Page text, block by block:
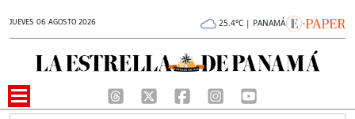
JUEVES 06 AGOSTO 2026 25.4°C | PANAMÁ